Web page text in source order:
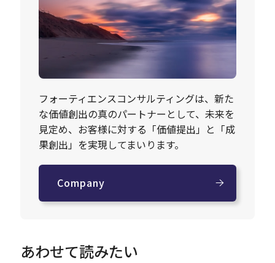
フォーティエンスコンサルティングは、新た
な価値創出の真のパートナーとして、未来を
見定め、お客様に対する「価値提出」と「成
果創出」を実現してまいります。
Company
あわせて読みたい